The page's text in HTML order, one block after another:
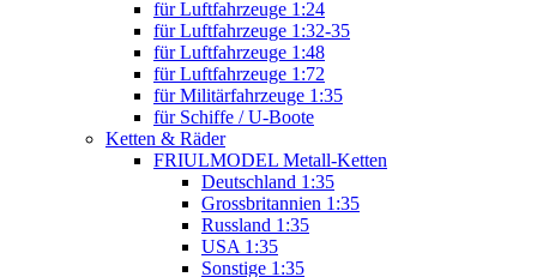
für Luftfahrzeuge 1:24
für Luftfahrzeuge 1:32-35
für Luftfahrzeuge 1:48
für Luftfahrzeuge 1:72
für Militärfahrzeuge 1:35
für Schiffe / U-Boote
Ketten & Räder
FRIULMODEL Metall-Ketten
Deutschland 1:35
Grossbritannien 1:35
Russland 1:35
USA 1:35
Sonstige 1:35